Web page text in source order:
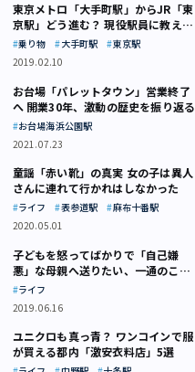
東京メトロ「大手町駅」からJR「東
京駅」どう進む？ 現役駅員に教えて
もらいました
乗り物 大手町駅
東京駅
2019.02.10
お台場「パレットタウン」営業終了
へ 開業30年、激動の歴史を振り返る
お台場海浜公園駅
2021.07.23
童謡「赤い靴」の真実 女の子は異人
さんに連れて行かれはしなかった
ライフ 表参道駅
麻布十番駅
2020.05.01
子どもを怒ってばかりで「自己嫌
悪」な母親へ送りたい、一通のここ
ろの処方箋
ライフ
2019.06.16
ユニクロも真っ青？ ワンコインで服
が買える都内「激安衣料店」5選